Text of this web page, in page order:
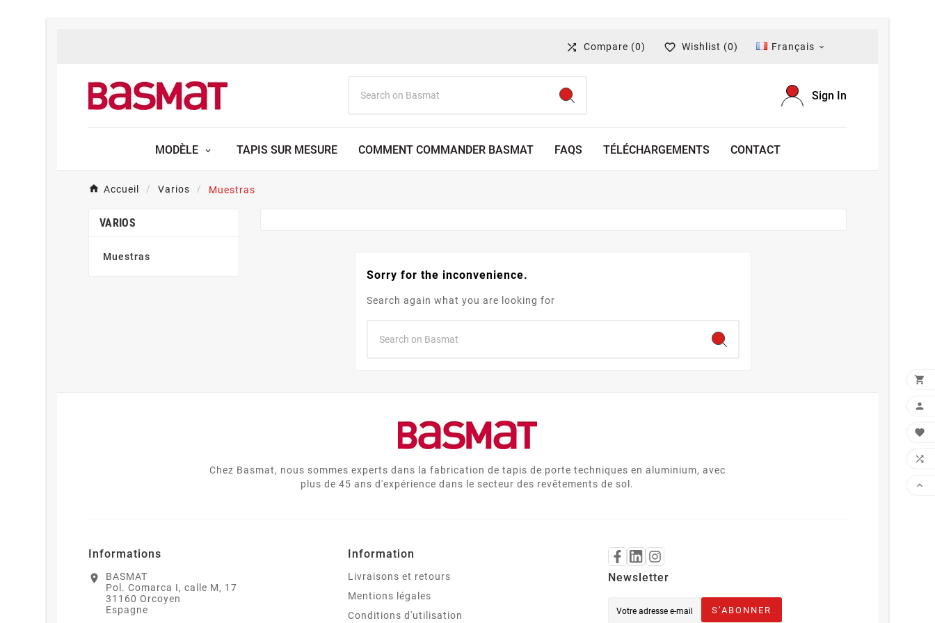
 Compare (0)  Wishlist (0) Français 
Sign In
MODÈLE TAPIS SUR MESURE COMMENT COMMANDER BASMAT FAQS TÉLÉCHARGEMENTS CONTACT
Accueil Varios Muestras
VARIOS
Muestras
Sorry for the inconvenience.
Search again what you are looking for
Chez Basmat, nous sommes experts dans la fabrication de tapis de porte techniques en aluminium, avec
plus de 45 ans d'expérience dans le secteur des revêtements de sol.
Informations
location_on
BASMAT
Pol. Comarca I, calle M, 17
31160 Orcoyen
Espagne
Information
Livraisons et retours
Mentions légales
Conditions d'utilisation
Newsletter
S’ABONNER




